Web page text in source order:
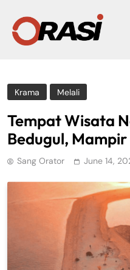
Krama Melali
Tempat Wisata
Bedugul, Mampir
Sang Orator June 14,